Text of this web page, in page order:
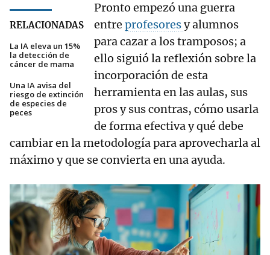
RELACIONADAS
La IA eleva un 15%
la detección de
cáncer de mama
Una IA avisa del
riesgo de extinción
de especies de
peces
Pronto empezó una guerra
entre profesoresy alumnos
para cazar a los tramposos; a
ello siguió la reflexión sobre la
incorporación de esta
herramienta en las aulas, sus
pros y sus contras, cómo usarla
de forma efectiva y qué debe
cambiar en la metodología para aprovecharla al
máximo y que se convierta en una ayuda.